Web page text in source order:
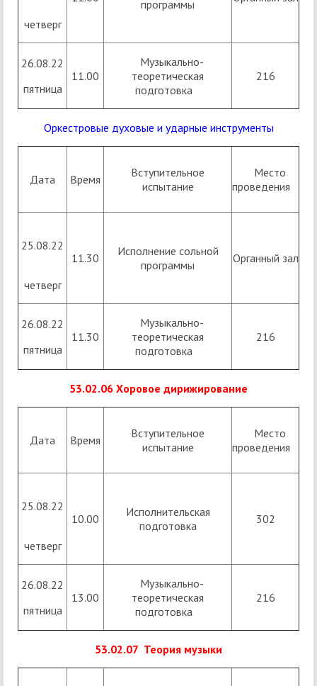
четверг
программы
26.08.22
пятница
11.00
Музыкально-
теоретическая
подготовка
216
Оркестровые духовые и ударные инструменты
Дата Время
Вступительное
испытание
Место
проведения
25.08.22
четверг
11.30
Исполнение сольной
программы
Органный зал
26.08.22
пятница
11.30
Музыкально-
теоретическая
подготовка
216
53.02.06 Хоровое дирижирование
Дата Время
Вступительное
испытание
Место
проведения
25.08.22
четверг
10.00
Исполнительская
подготовка
302
26.08.22
пятница
13.00
Музыкально-
теоретическая
подготовка
216
53.02.07 Теория музыки